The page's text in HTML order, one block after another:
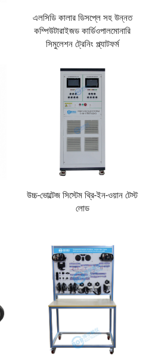
এলসিডি কালার ডিসপ্লে সহ উন্নত
কম্পিউটারাইজড কার্ডিওপালমোনারি
সিমুলেশন ট্রেনিং প্ল্যাটফর্ম
উচ্চ-ভোল্টেজ সিস্টেম থ্রি-ইন-ওয়ান টেস্ট
লোড